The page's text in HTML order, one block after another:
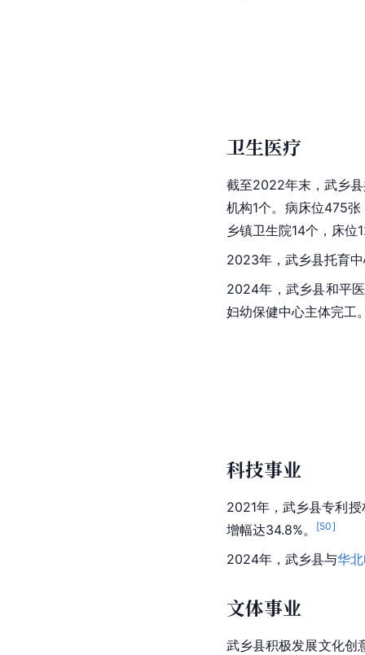
卫生医疗
截至2022年末，武乡
机构1个。病床位475
乡镇卫生院14个，床
2023年，武乡县托育
2024年，武乡县和平
妇幼保健中心主体完工
科技事业
2021年，武乡县专利
增幅达34.8%。
[50]
2024年，武乡县与华
文体事业
武乡县积极发展文化创